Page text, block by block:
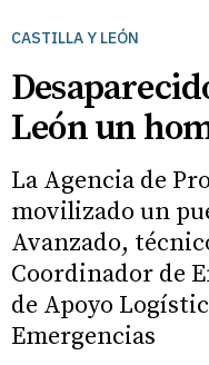
CASTILLA Y LEÓN
León un
La Agencia de
movilizado un
Avanzado,
Coordinador de
de Apoyo
Emergencias